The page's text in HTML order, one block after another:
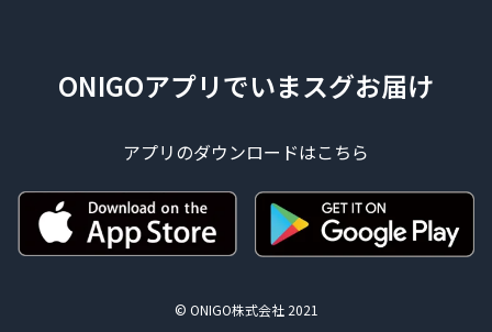
ONIGOアプリでいまスグお届け
アプリのダウンロードはこちら
© ONIGO株式会社 2021